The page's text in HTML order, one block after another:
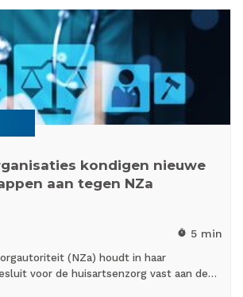
kondigen nieuwe
aan tegen NZa
timer 5 min
(NZa) houdt in haar
voor de huisartsenzorg vast aan de…